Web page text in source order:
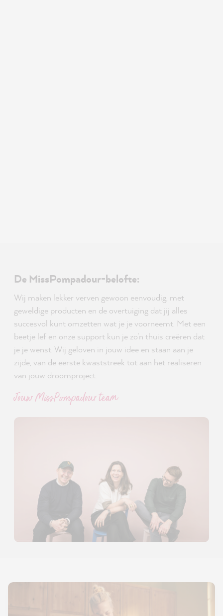
De MissPompadour-belofte:
Wij maken lekker verven gewoon eenvoudig, met
geweldige producten en de overtuiging dat jij alles
succesvol kunt omzetten wat je je voorneemt. Met een
beetje lef en onze support kun je zo'n thuis creëren dat
je je wenst. Wij geloven in jouw idee en staan aan je
zijde, van de eerste kwaststreek tot aan het realiseren
van jouw droomproject.
Jouw MissPompadour team